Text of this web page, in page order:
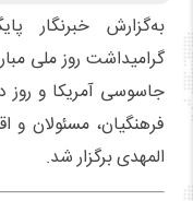
به‌گزارش خبرنگار
گرامیداشت روز ملی
جاسوسی آمریکا و روز
فرهنگیان، مسئولان و
المهدی برگزار شد.